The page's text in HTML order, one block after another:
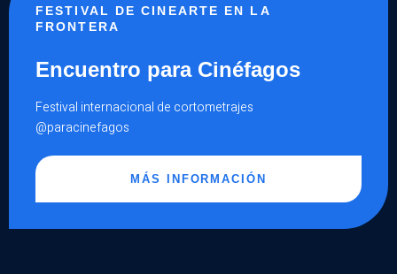
FESTIVAL DE CINEARTE EN LA
FRONTERA
Encuentro para Cinéfagos
Festival internacional de cortometrajes
@paracinefagos
MÁS INFORMACIÓN